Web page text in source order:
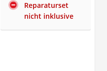
Reparaturset
nicht inklusive